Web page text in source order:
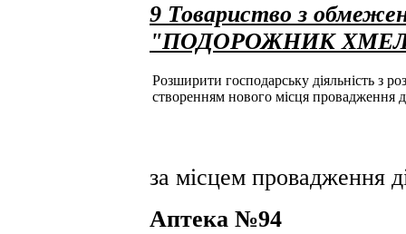
9 Товариство з
"ПОДОРОЖНИК
Розширити господарську діяльність з
створенням нового місця провадження
за місцем провадження
Аптека №94